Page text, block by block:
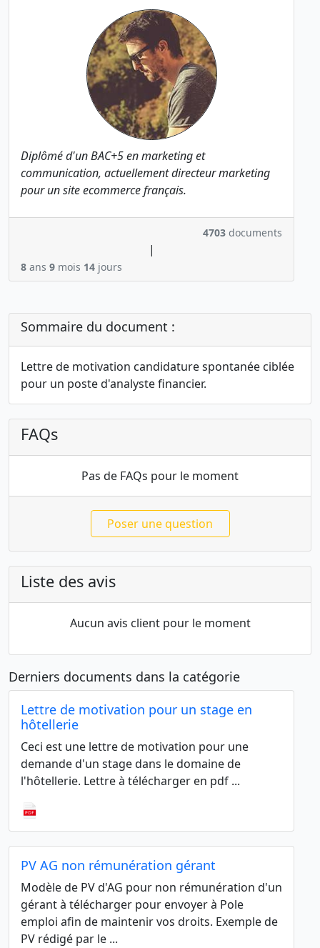
Diplômé d'un BAC+5 en marketing et
communication, actuellement directeur marketing
pour un site ecommerce français.
4703 documents
|
8 ans 9 mois 14 jours
Sommaire du document :
Lettre de motivation candidature spontanée ciblée
pour un poste d'analyste financier.
FAQs
Pas de FAQs pour le moment
Poser une question
Liste des avis
Aucun avis client pour le moment
Derniers documents dans la catégorie
Lettre de motivation pour un stage en
hôtellerie
Ceci est une lettre de motivation pour une
demande d'un stage dans le domaine de
l'hôtellerie. Lettre à télécharger en pdf ...
PV AG non rémunération gérant
Modèle de PV d'AG pour non rémunération d'un
gérant à télécharger pour envoyer à Pole
emploi afin de maintenir vos droits. Exemple de
PV rédigé par le ...